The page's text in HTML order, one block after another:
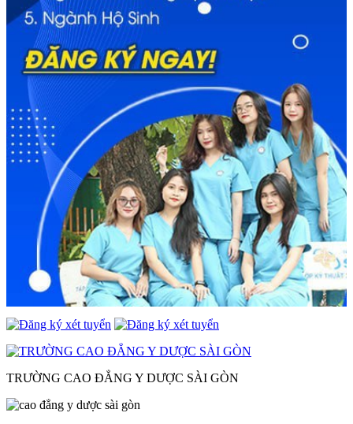
TRƯỜNG CAO ĐẲNG Y DƯỢC SÀI GÒN